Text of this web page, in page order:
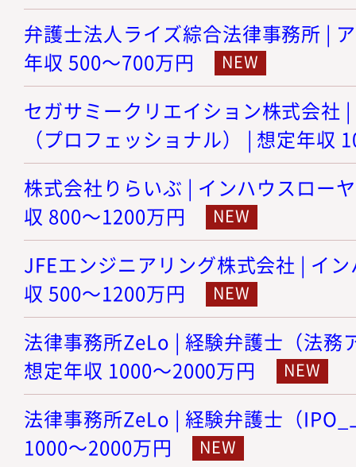
弁護士法人ライズ綜合法律事務所 |
年収 500～700万円
セガサミークリエイション株式会社
（プロフェッショナル） | 想定年収
株式会社りらいぶ | インハウスロー
収 800～1200万円
JFEエンジニアリング株式会社 | イ
収 500～1200万円
法律事務所ZeLo | 経験弁護士（法務
想定年収 1000～2000万円
法律事務所ZeLo | 経験弁護士（
1000～2000万円